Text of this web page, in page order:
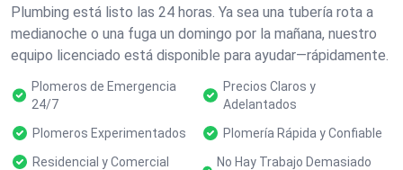
Plumbing está listo las 24 horas. Ya sea una tubería rota a
medianoche o una fuga un domingo por la mañana, nuestro
equipo licenciado está disponible para ayudar—rápidamente.
Plomeros de Emergencia
24/7
Precios Claros y
Adelantados
Plomeros Experimentados
Plomería Rápida y Confiable
Residencial y Comercial
No Hay Trabajo Demasiado